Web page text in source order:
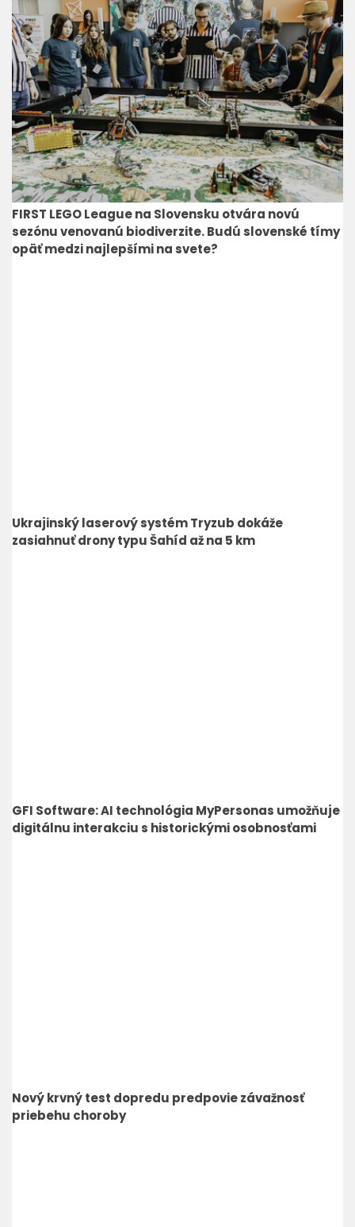
FIRST LEGO League na Slovensku otvára novú
sezónu venovanú biodiverzite. Budú slovenské tímy
opäť medzi najlepšími na svete?
Ukrajinský laserový systém Tryzub dokáže
zasiahnuť drony typu Šahíd až na 5 km
GFI Software: AI technológia MyPersonas umožňuje
digitálnu interakciu s historickými osobnosťami
Nový krvný test dopredu predpovie závažnosť
priebehu choroby